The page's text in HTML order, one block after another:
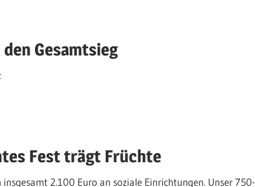
Gesamtsieg
Fest trägt Früchte
2.100 Euro an soziale Einrichtungen. Unser 750-